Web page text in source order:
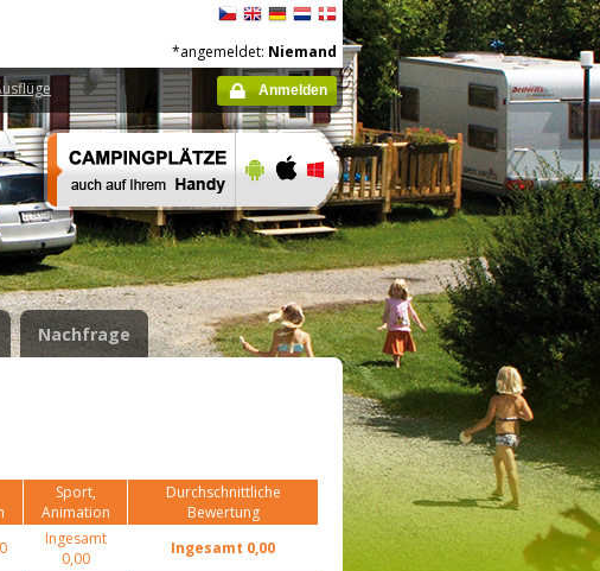
*angemeldet: Niemand
Anmelden
Nachfrage
Sport,
Animation
Durchschnittliche
Bewertung
Ingesamt
0,00
Ingesamt 0,00